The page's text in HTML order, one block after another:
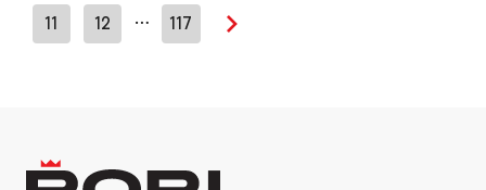
11 12 … 117
Seuraava sivu